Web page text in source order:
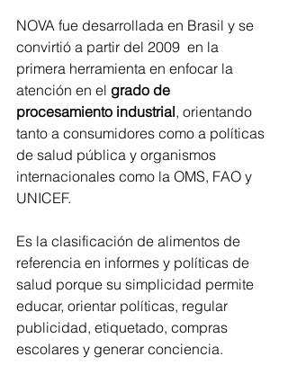
NOVA fue desarrollada en Brasil y se
convirtió a partir del 2009  en la
primera herramienta en enfocar la
atención en el grado de
procesamiento industrial, orientando
tanto a consumidores como a políticas
de salud pública y organismos
internacionales como la OMS, FAO y
UNICEF.
Es la clasificación de alimentos de
referencia en informes y políticas de
salud porque su simplicidad permite
educar, orientar políticas, regular
publicidad, etiquetado, compras
escolares y generar conciencia.